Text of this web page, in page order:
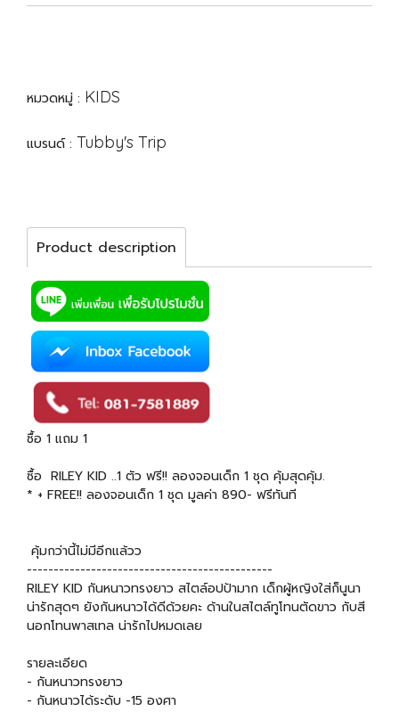
หมวดหมู่ : KIDS
แบรนด์ : Tubby's Trip
Product description
ซื้อ 1 แถม 1
ซื้อ RILEY KID ..1 ตัว ฟรี!! ลองจอนเด็ก 1 ชุด คุ้มสุดคุ้ม.
* + FREE!! ลองจอนเด็ก 1 ชุด มูลค่า 890- ฟรีทันที
คุ้มกว่านี้ไม่มีอีกแล้วว
----------------------------------------------
RILEY KID กันหนาวทรงยาว สไตล์อปป้ามาก เด็กผู้หญิงใส่ก็นูนา
น่ารักสุดๆ ยังกันหนาวได้ดีด้วยคะ ด้านในสไตล์ทูโทนตัดขาว กับสี
นอกโทนพาสเทล น่ารักไปหมดเลย
รายละเอียด
- กันหนาวทรงยาว
- กันหนาวได้ระดับ -15 องศา